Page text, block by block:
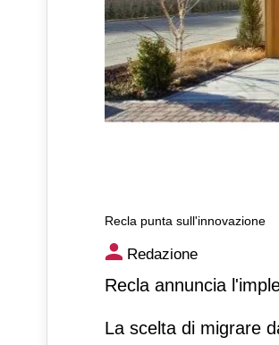
Recla punta sull'innovazione
Recla punta
Redazione
Recla annuncia
La scelta di migrare